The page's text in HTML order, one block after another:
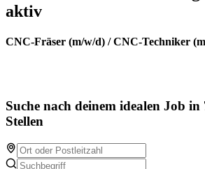
aktiv
CNC-Fräser (m/w/d) / CNC-Techniker
Suche nach deinem idealen Job
Stellen